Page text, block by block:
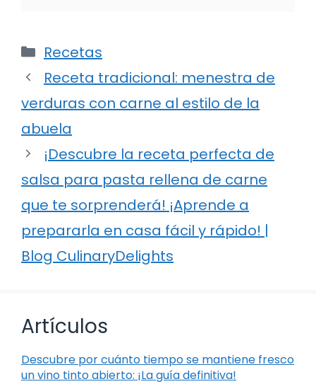
Categorías
Recetas
Receta tradicional: menestra de
verduras con carne al estilo de la
abuela
¡Descubre la receta perfecta de
salsa para pasta rellena de carne
que te sorprenderá! ¡Aprende a
prepararla en casa fácil y rápido! |
Blog CulinaryDelights
Artículos
Descubre por cuánto tiempo se mantiene fresco
un vino tinto abierto: ¡La guía definitiva!